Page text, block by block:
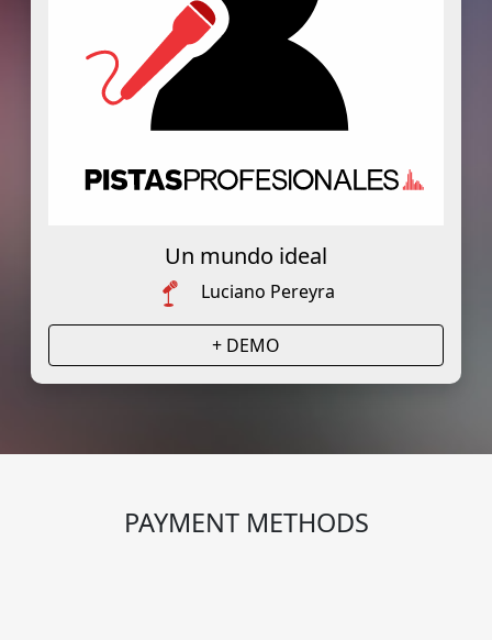
Un mundo ideal
Luciano Pereyra
+ DEMO
PAYMENT METHODS